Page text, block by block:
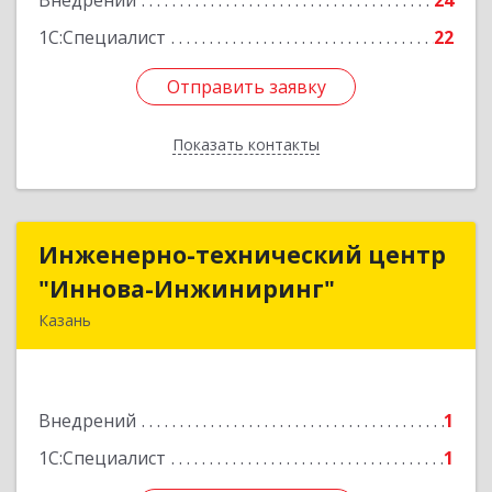
1С:Специалист
22
Отправить заявку
Показать контакты
Отправить заявку
Назад
Инженерно-технический центр
"Иннова-Инжиниринг"
Казань
Внедрений
1
1С:Специалист
1
Инженерно-технический центр
"Иннова-Инжиниринг"
Подробнее